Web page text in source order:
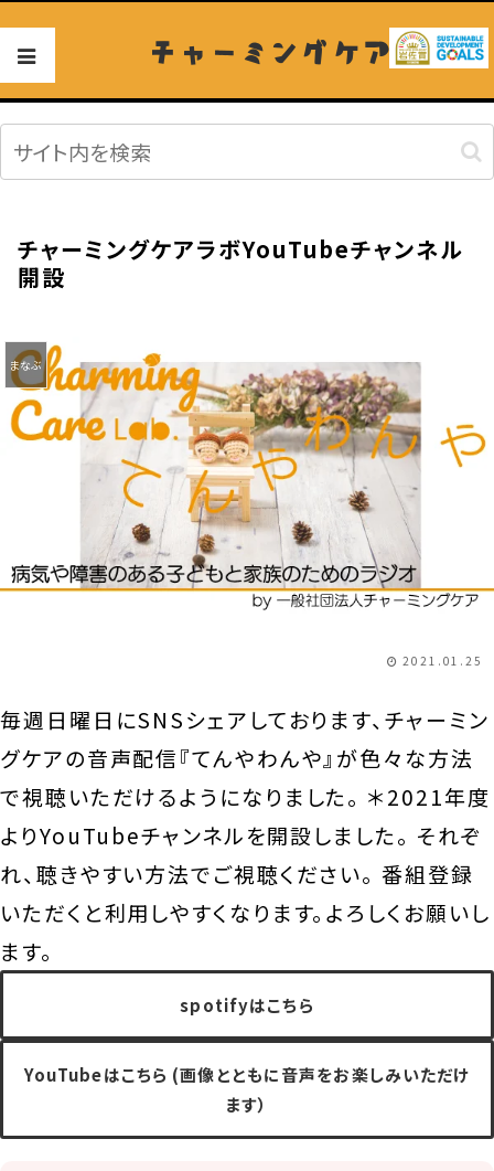
チャーミングケア
チャーミングケアラボYouTubeチャンネル
開設
まなぶ
2021.01.25
毎週日曜日にSNSシェアしております、チャーミン
グケアの音声配信『てんやわんや』が色々な方法
で視聴いただけるようになりました。 ＊2021年度
よりYouTubeチャンネルを開設しました。 それぞ
れ、聴きやすい方法でご視聴ください。 番組登録
いただくと利用しやすくなります。よろしくお願いし
ます。
spotifyはこちら
YouTubeはこちら (画像とともに音声をお楽しみいただけ
ます）